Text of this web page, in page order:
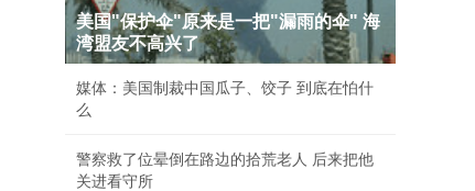
美国"保护伞"原来是一把"漏雨的伞" 海
湾盟友不高兴了
媒体：美国制裁中国瓜子、饺子 到底在怕什
么
警察救了位晕倒在路边的拾荒老人 后来把他
关进看守所